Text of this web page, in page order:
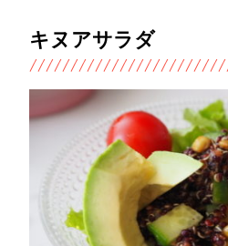
キヌアサラダ